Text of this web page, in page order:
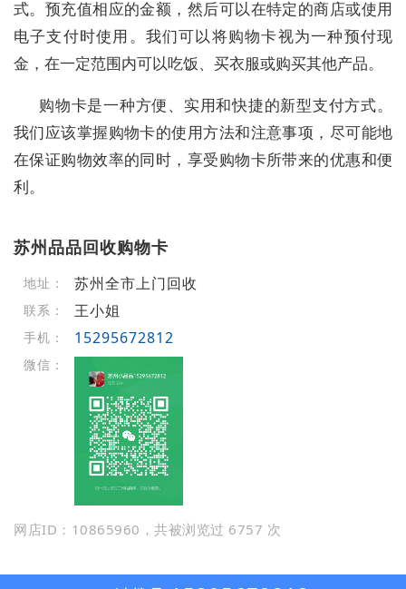
式。预充值相应的金额，然后可以在特定的商店或使用
电子支付时使用。我们可以将购物卡视为一种预付现
金，在一定范围内可以吃饭、买衣服或购买其他产品。
购物卡是一种方便、实用和快捷的新型支付方式。
我们应该掌握购物卡的使用方法和注意事项，尽可能地
在保证购物效率的同时，享受购物卡所带来的优惠和便
利。
苏州品品回收购物卡
地址： 苏州全市上门回收
联系： 王小姐
手机： 15295672812
微信：
网店ID：10865960，共被浏览过 6757 次